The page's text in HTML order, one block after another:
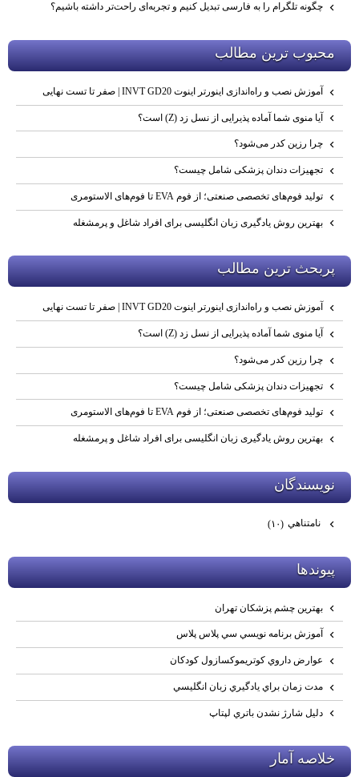
چگونه تلگرام را به فارسی تبدیل کنیم و تجربه‌ای راحت‌تر داشته باشیم؟
محبوب ترين مطالب
آموزش نصب و راه‌اندازی اینورتر اینوت INVT GD20 | صفر تا تست نهایی
آیا منوی شما آماده پذیرایی از نسل زد (Z) است؟
چرا رزین کدر می‌شود؟
تجهیزات دندان پزشکی شامل چیست؟
تولید فوم‌های تخصصی صنعتی؛ از فوم EVA تا فوم‌های الاستومری
بهترین روش یادگیری زبان انگلیسی برای افراد شاغل و پرمشغله
پربحث ترين مطالب
آموزش نصب و راه‌اندازی اینورتر اینوت INVT GD20 | صفر تا تست نهایی
آیا منوی شما آماده پذیرایی از نسل زد (Z) است؟
چرا رزین کدر می‌شود؟
تجهیزات دندان پزشکی شامل چیست؟
تولید فوم‌های تخصصی صنعتی؛ از فوم EVA تا فوم‌های الاستومری
بهترین روش یادگیری زبان انگلیسی برای افراد شاغل و پرمشغله
نويسندگان
نامتناهي (۱۰)
پيوندها
بهترين چشم پزشكان تهران
آموزش برنامه نويسي سي پلاس پلاس
عوارض داروي كوتريموكسازول كودكان
مدت زمان براي يادگيري زبان انگليسي
دليل شارژ نشدن باتري لپتاپ
خلاصه آمار